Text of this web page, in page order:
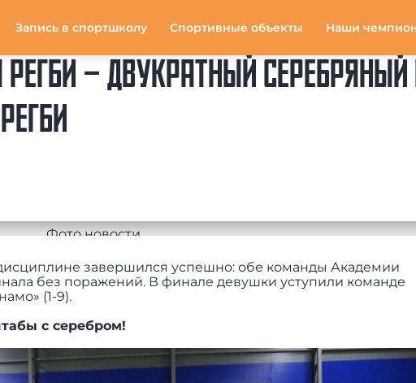
Запись в спортшколу Спортивные объекты Наши
– ДВУКРАТНЫЙ
завершился успешно: обе команды Академии
без поражений. В финале девушки уступили команде
(1-9).
с серебром!